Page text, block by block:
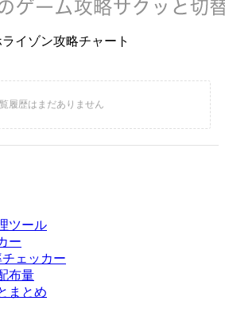
イゾン攻略チャート
ツール
ー
ェッカー
布量
まとめ